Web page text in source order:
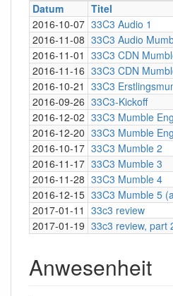
Datum Titel
2016-10-07 33C3 Audio 1
2016-11-08 33C3 Audio
2016-11-01 33C3 CDN
2016-11-16 33C3 CDN
2016-10-21 33C3
2016-09-26 33C3-Kickoff
2016-12-02 33C3 Mumble
2016-12-20 33C3 Mumble
2016-10-17 33C3 Mumble 2
2016-11-17 33C3 Mumble 3
2016-11-28 33C3 Mumble 4
2016-12-15 33C3 Mumble 5
2017-01-11 33c3 review
2017-01-19 33c3 review, part
Anwesenheit